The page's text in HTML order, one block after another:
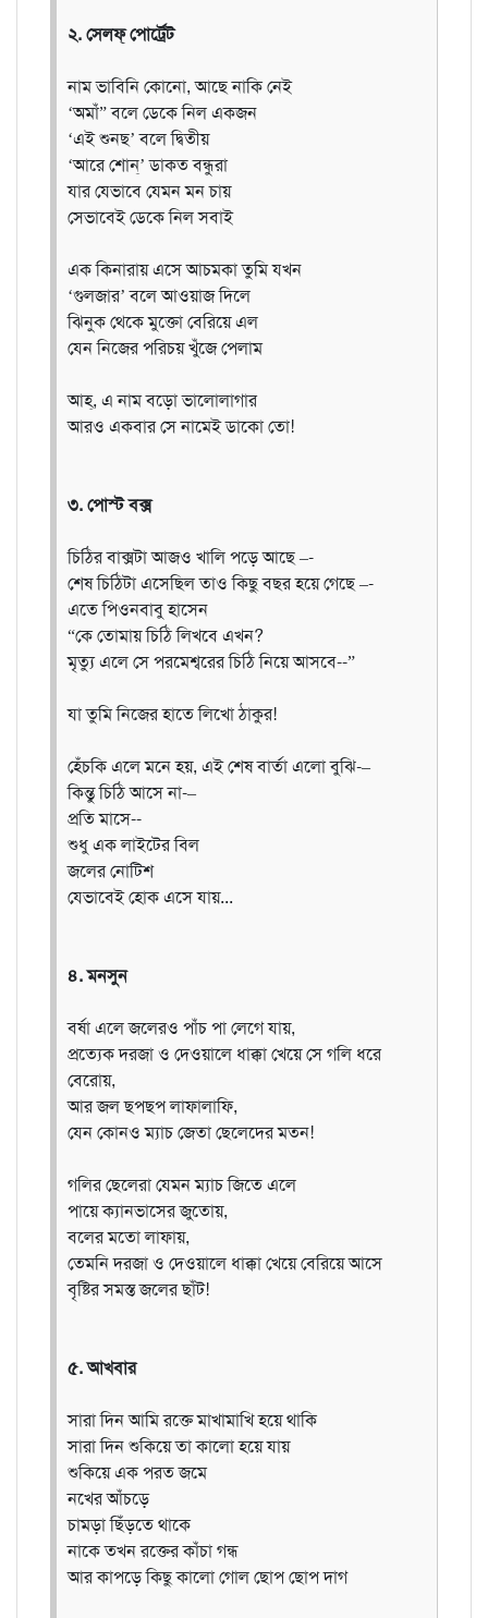
২. সেলফ্‌ পোর্ট্রেট
নাম ভাবিনি কোনো, আছে নাকি নেই
‘অমাঁ” বলে ডেকে নিল একজন
‘এই শুনছ’ বলে দ্বিতীয়
‘আরে শোন্‌’ ডাকত বন্ধুরা
যার যেভাবে যেমন মন চায়
সেভাবেই ডেকে নিল সবাই
এক কিনারায় এসে আচমকা তুমি যখন
‘গুলজার’ বলে আওয়াজ দিলে
ঝিনুক থেকে মুক্তো বেরিয়ে এল
যেন নিজের পরিচয় খুঁজে পেলাম
আহ্‌, এ নাম বড়ো ভালোলাগার
আরও একবার সে নামেই ডাকো তো!
৩. পোস্ট বক্স
চিঠির বাক্সটা আজও খালি পড়ে আছে –-
শেষ চিঠিটা এসেছিল তাও কিছু বছর হয়ে গেছে –-
এতে পিওনবাবু হাসেন
“কে তোমায় চিঠি লিখবে এখন?
মৃত্যু এলে সে পরমেশ্বরের চিঠি নিয়ে আসবে--”
যা তুমি নিজের হাতে লিখো ঠাকুর!
হেঁচকি এলে মনে হয়, এই শেষ বার্তা এলো বুঝি-–
কিন্তু চিঠি আসে না-–
প্রতি মাসে--
শুধু এক লাইটের বিল
জলের নোটিশ
যেভাবেই হোক এসে যায়...
৪. মনসুন
বর্ষা এলে জলেরও পাঁচ পা লেগে যায়,
প্রত্যেক দরজা ও দেওয়ালে ধাক্কা খেয়ে সে গলি ধরে
বেরোয়,
আর জল ছপছপ লাফালাফি,
যেন কোনও ম্যাচ জেতা ছেলেদের মতন!
গলির ছেলেরা যেমন ম্যাচ জিতে এলে
পায়ে ক্যানভাসের জুতোয়,
বলের মতো লাফায়,
তেমনি দরজা ও দেওয়ালে ধাক্কা খেয়ে বেরিয়ে আসে
বৃষ্টির সমস্ত জলের ছাঁট!
৫. আখবার
সারা দিন আমি রক্তে মাখামাখি হয়ে থাকি
সারা দিন শুকিয়ে তা কালো হয়ে যায়
শুকিয়ে এক পরত জমে
নখের আঁচড়ে
চামড়া ছিঁড়তে থাকে
নাকে তখন রক্তের কাঁচা গন্ধ
আর কাপড়ে কিছু কালো গোল ছোপ ছোপ দাগ